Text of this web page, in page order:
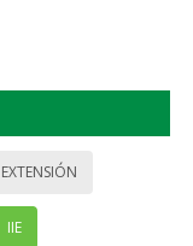
EXTENSIÓN
IIE